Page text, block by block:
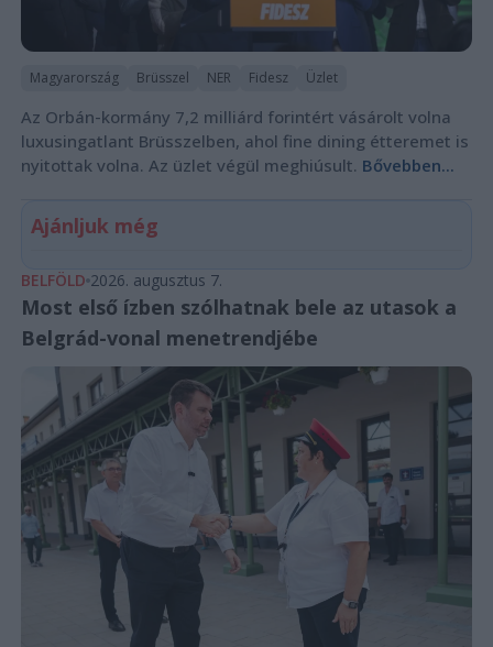
Magyarország Brüsszel NER Fidesz Üzlet
Az Orbán-kormány 7,2 milliárd forintért vásárolt volna
luxusingatlant Brüsszelben, ahol fine dining étteremet is
nyitottak volna. Az üzlet végül meghiúsult. Bővebben...
Ajánljuk még
BELFÖLD 2026. augusztus 7.
Most első ízben szólhatnak bele az utasok a
Belgrád-vonal menetrendjébe